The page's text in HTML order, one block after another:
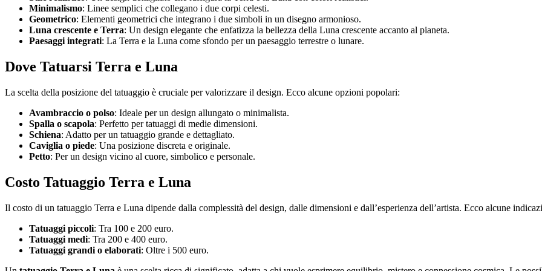
Minimalismo: Linee semplici che collegano i due corpi celesti.
Geometrico: Elementi geometrici che integrano i due simboli in un disegno armonioso.
Luna crescente e Terra: Un design elegante che enfatizza la bellezza della Luna crescente accanto al pianeta.
Paesaggi integrati: La Terra e la Luna come sfondo per un paesaggio terrestre o lunare.
Dove Tatuarsi Terra e Luna
La scelta della posizione del tatuaggio è cruciale per valorizzare il design. Ecco alcune opzioni popolari:
Avambraccio o polso: Ideale per un design allungato o minimalista.
Spalla o scapola: Perfetto per tatuaggi di medie dimensioni.
Schiena: Adatto per un tatuaggio grande e dettagliato.
Caviglia o piede: Una posizione discreta e originale.
Petto: Per un design vicino al cuore, simbolico e personale.
Costo Tatuaggio Terra e Luna
Il costo di un tatuaggio Terra e Luna dipende dalla complessità del design, dalle dimensioni e dall’esperienza dell’artista. Ecco alcune
Tatuaggi piccoli: Tra 100 e 200 euro.
Tatuaggi medi: Tra 200 e 400 euro.
Tatuaggi grandi o elaborati: Oltre i 500 euro.